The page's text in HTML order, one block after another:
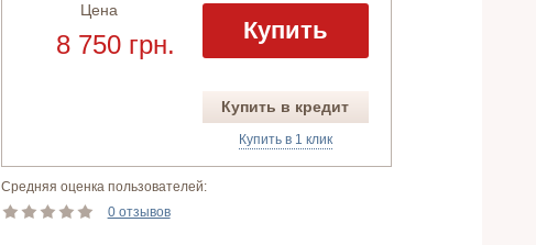
Цена
8 750 грн. Купить
Купить в кредит
Купить в 1 клик
Средняя оценка пользователей:
0 отзывов